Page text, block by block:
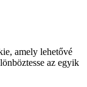
amely lehetővé
az egyik